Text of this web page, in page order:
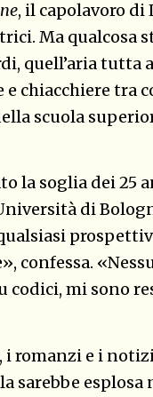
, il capolavoro di
Ma qualcosa
quell’aria
chiacchiere tra
scuola
la soglia dei 25
di
confessa.
codici, mi sono
i romanzi e i
sarebbe